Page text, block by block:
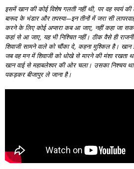
इसमेंखानकीकोईविशेषगलतीनहींथी, परवहस्वयंकी
बारूदकेभंडारऔरतपस्या—इनतीनोंमेंजरासी
करनेकेलिएकोईअप्सराकबआजाए, नहींकहाजा
कहांसेआजाए, यहभीनिश्चितनहीं। ठीकवैसेही
शिवाजीसामनेवालेकोचौंकादे, कहनामुश्किलहै। खान
जबवहमनमेंशिवाजीकोधोखेसेमारनेकीमंशारखता
खानवाईसेमहाबलेश्वरकीओरचला। उसकानिश्चयथा
पकड़करबीजापुरलेजानाहै।